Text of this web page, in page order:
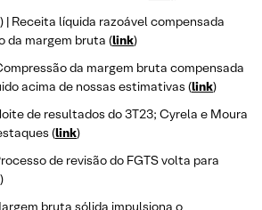
| Receita líquida razoável compensada
da margem bruta (link)
da margem bruta compensada
acima de nossas estimativas (link)
de resultados do 3T23; Cyrela e Moura
(link)
de revisão do FGTS volta para
)
bruta sólida impulsiona o